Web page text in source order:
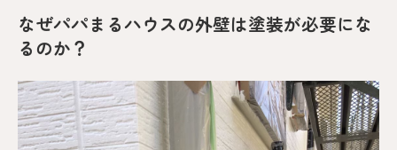
なぜパパまるハウスの外壁は塗装が必要にな
るのか？